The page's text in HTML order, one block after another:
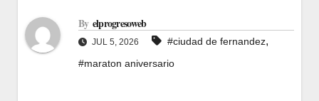
By elprogresoweb
JUL 5, 2026 #ciudad de fernandez,
#maraton aniversario